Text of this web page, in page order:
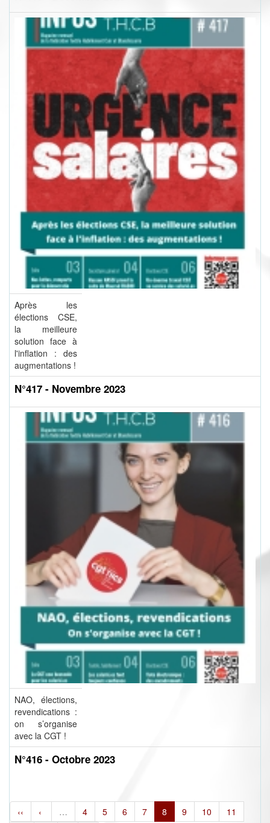
Après les
élections CSE,
la meilleure
solution face à
l'inflation : des
augmentations !
N°417 - Novembre 2023
NAO, élections,
revendications :
on s’organise
avec la CGT !
N°416 - Octobre 2023
‹‹ ‹ … 4 5 6 7 8 9 10 11